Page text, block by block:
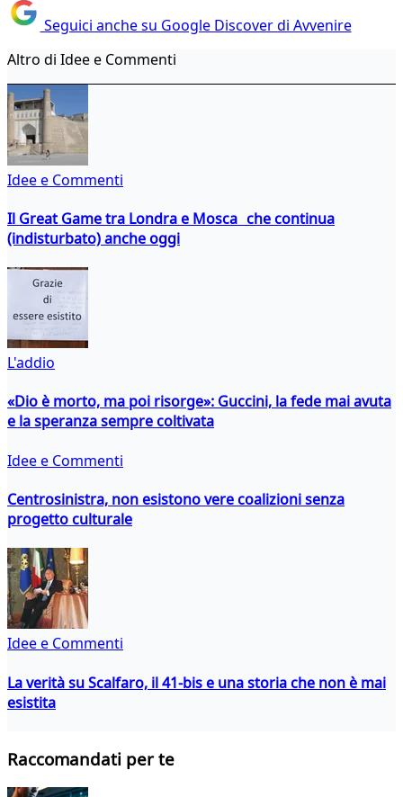
Seguici anche su Google Discover di Avvenire
Altro di Idee e Commenti
Idee e Commenti
Il Great Game tra Londra e Mosca che continua
(indisturbato) anche oggi
L'addio
«Dio è morto, ma poi risorge»: Guccini, la fede mai avuta
e la speranza sempre coltivata
Idee e Commenti
Centrosinistra, non esistono vere coalizioni senza
progetto culturale
Idee e Commenti
La verità su Scalfaro, il 41-bis e una storia che non è mai
esistita
Raccomandati per te